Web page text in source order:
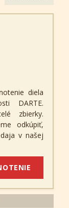
diela
DARTE.
zbierky.
odkúpiť,
v našej